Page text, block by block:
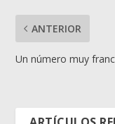
ANTERIOR
Un número muy